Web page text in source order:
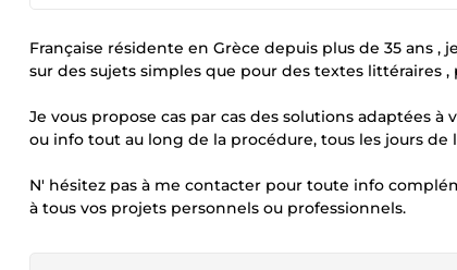
Française résidente en Grèce depuis plus de 35 ans
sur des sujets simples que pour des textes littéraires
Je vous propose cas par cas des solutions adaptées
ou info tout au long de la procédure, tous les jours
N' hésitez pas à me contacter pour toute info
à tous vos projets personnels ou professionnels.